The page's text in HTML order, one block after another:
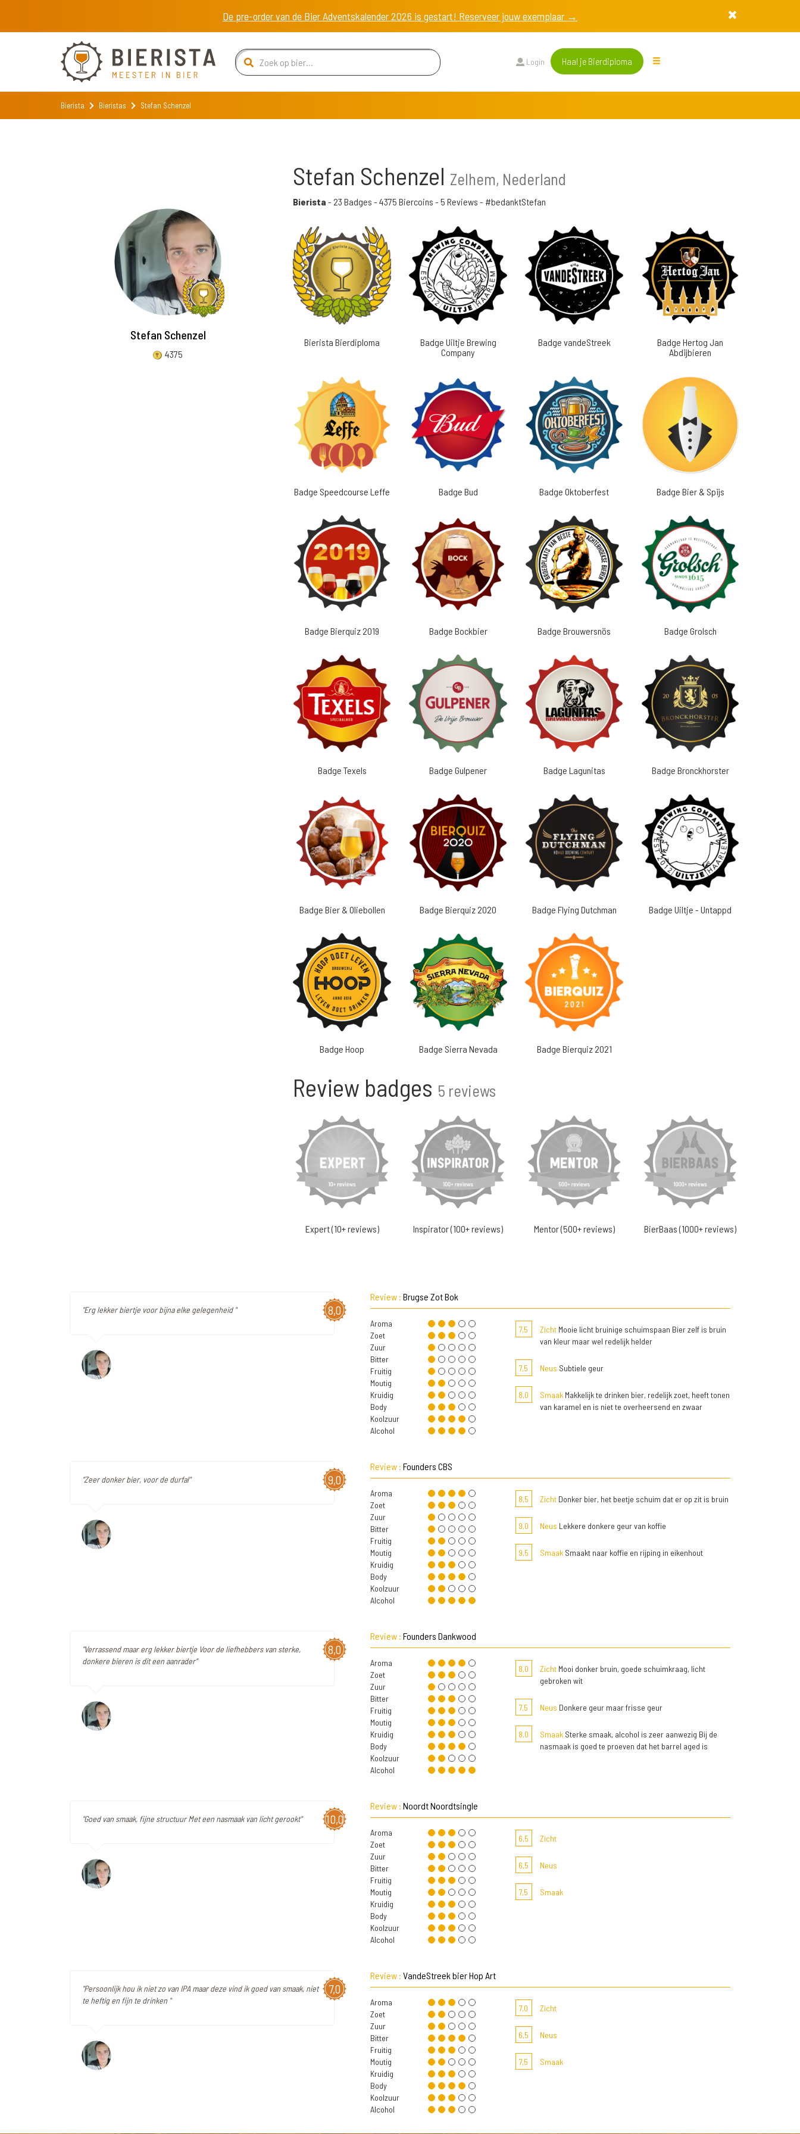
De pre-order van de Bier Adventskalender 2026 is gestart! Reserveer jouw exemplaar →
Login Haal je Bierdiploma
Bierista Bieristas Stefan Schenzel
Stefan Schenzel
4375
Stefan Schenzel Zelhem, Nederland
Bierista - 23 Badges - 4375 Biercoins - 5 Reviews - #bedanktStefan
Bierista Bierdiploma
Badge Uiltje Brewing
Company
Badge vandeStreek
Badge Hertog Jan
Abdijbieren
Badge Speedcourse Leffe Badge Bud Badge Oktoberfest Badge Bier & Spijs
Badge Bierquiz 2019 Badge Bockbier Badge Brouwersnös Badge Grolsch
Badge Texels Badge Gulpener Badge Lagunitas Badge Bronckhorster
Badge Bier & Oliebollen Badge Bierquiz 2020 Badge Flying Dutchman Badge Uiltje - Untappd
Badge Hoop Badge Sierra Nevada Badge Bierquiz 2021
Review badges 5 reviews
Expert (10+ reviews) Inspirator (100+ reviews) Mentor (500+ reviews) BierBaas (1000+ reviews)
8,0
"Erg lekker biertje voor bijna elke gelegenheid "
Review : Brugse Zot Bok
Aroma
Zoet
Zuur
Bitter
Fruitig
Moutig
Kruidig
Body
Koolzuur
Alcohol
7,5 ZichtMooie licht bruinige schuimspaan Bier zelf is bruin
van kleur maar wel redelijk helder
7,5 Neus Subtiele geur
8,0 SmaakMakkelijk te drinken bier, redelijk zoet, heeft tonen
van karamel en is niet te overheersend en zwaar
9,0
"Zeer donker bier, voor de durfal"
Review : Founders CBS
Aroma
Zoet
Zuur
Bitter
Fruitig
Moutig
Kruidig
Body
Koolzuur
Alcohol
8,5 ZichtDonker bier, het beetje schuim dat er op zit is bruin
9,0 Neus Lekkere donkere geur van koffie
9,5 SmaakSmaakt naar koffie en rijping in eikenhout
8,0
"Verrassend maar erg lekker biertje Voor de liefhebbers van sterke,
donkere bieren is dit een aanrader"
Review : Founders Dankwood
Aroma
Zoet
Zuur
Bitter
Fruitig
Moutig
Kruidig
Body
Koolzuur
Alcohol
8,0 ZichtMooi donker bruin, goede schuimkraag, licht
gebroken wit
7,5 Neus Donkere geur maar frisse geur
8,0 SmaakSterke smaak, alcohol is zeer aanwezig Bij de
nasmaak is goed te proeven dat het barrel aged is
10,0
"Goed van smaak, fijne structuur Met een nasmaak van licht gerookt"
Review : Noordt Noordtsingle
Aroma
Zoet
Zuur
Bitter
Fruitig
Moutig
Kruidig
Body
Koolzuur
Alcohol
6,5 Zicht
6,5 Neus
7,5 Smaak
7,0
"Persoonlijk hou ik niet zo van IPA maar deze vind ik goed van smaak, niet
te heftig en fijn te drinken "
Review : VandeStreek bier Hop Art
Aroma
Zoet
Zuur
Bitter
Fruitig
Moutig
Kruidig
Body
Koolzuur
Alcohol
7,0 Zicht
6,5 Neus
7,5 Smaak